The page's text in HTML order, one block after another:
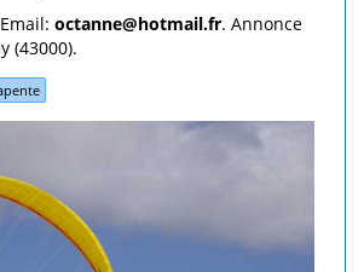
octanne@hotmail.fr. Annonce
(43000).